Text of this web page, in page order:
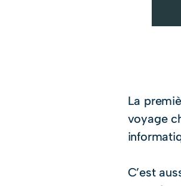
La
voyage
C’est